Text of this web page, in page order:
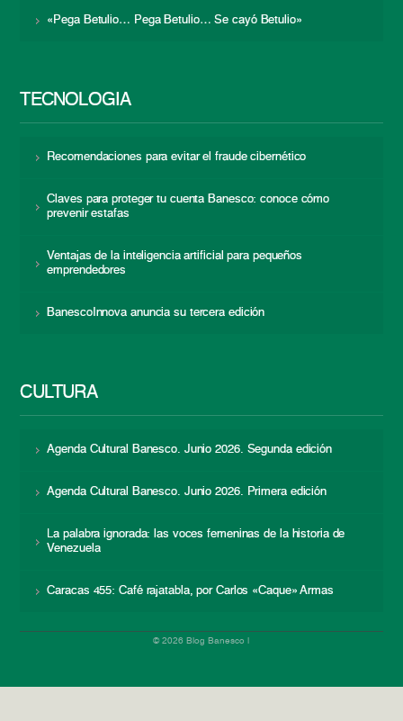
«Pega Betulio… Pega Betulio… Se cayó Betulio»
TECNOLOGÍA
Recomendaciones para evitar el fraude cibernético
Claves para proteger tu cuenta Banesco: conoce cómo
prevenir estafas
Ventajas de la inteligencia artificial para pequeños
emprendedores
BanescoInnova anuncia su tercera edición
CULTURA
Agenda Cultural Banesco. Junio 2026. Segunda edición
Agenda Cultural Banesco. Junio 2026. Primera edición
La palabra ignorada: las voces femeninas de la historia de
Venezuela
Caracas 455: Café rajatabla, por Carlos «Caque» Armas
© 2026 Blog Banesco |